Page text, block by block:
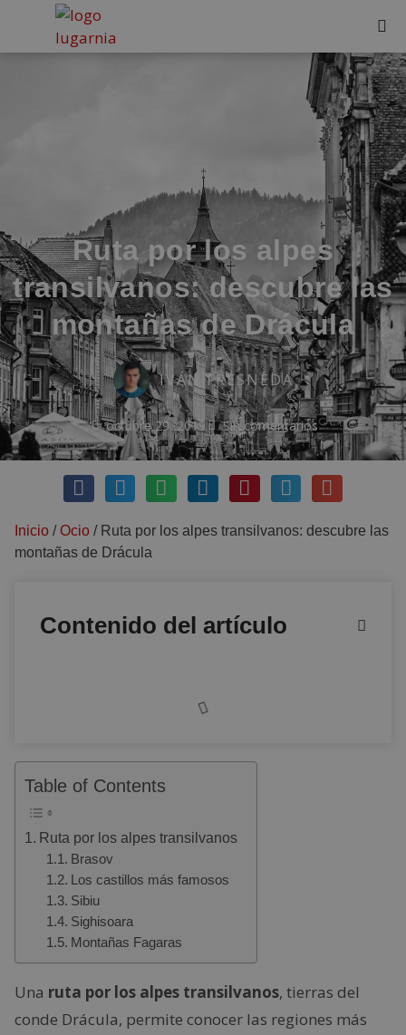
Ruta por los alpes
transilvanos: descubre las
montañas de Drácula
IVÁN FRESNEDA
octubre 29, 2019 Sin comentarios
Inicio /Ocio / Ruta por los alpes transilvanos: descubre las
montañas de Drácula
Contenido del artículo
Table of Contents
Ruta por los alpes transilvanos
Brasov
Los castillos más famosos
Sibiu
Sighisoara
Montañas Fagaras
Una ruta por los alpes transilvanos, tierras del
conde Drácula, permite conocer las regiones más